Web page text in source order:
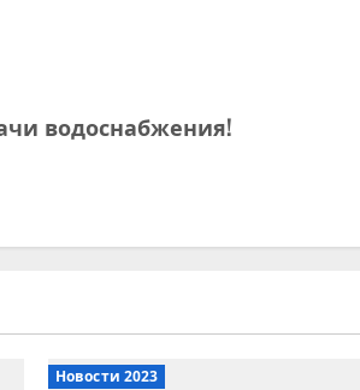
водоснабжения!
Новости 2023